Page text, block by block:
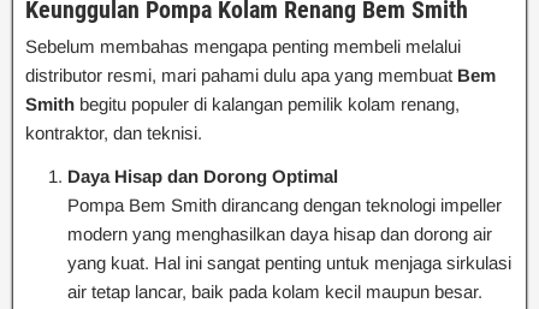
Keunggulan Pompa Kolam Renang Bem Smith
Sebelum membahas mengapa penting membeli melalui
distributor resmi, mari pahami dulu apa yang membuat Bem
Smith begitu populer di kalangan pemilik kolam renang,
kontraktor, dan teknisi.
Daya Hisap dan Dorong Optimal
Pompa Bem Smith dirancang dengan teknologi impeller
modern yang menghasilkan daya hisap dan dorong air
yang kuat. Hal ini sangat penting untuk menjaga sirkulasi
air tetap lancar, baik pada kolam kecil maupun besar.